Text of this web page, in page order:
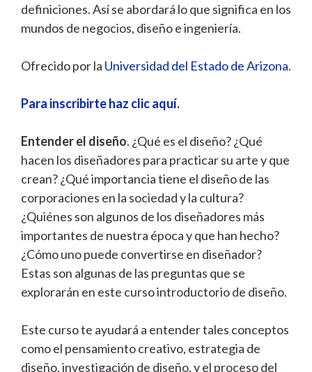
definiciones. Así se abordará lo que significa en los
mundos de negocios, diseño e ingeniería.
Ofrecido por la Universidad del Estado de Arizona.
Para inscribirte haz clic aquí.
Entender el diseño. ¿Qué es el diseño? ¿Qué
hacen los diseñadores para practicar su arte y que
crean? ¿Qué importancia tiene el diseño de las
corporaciones en la sociedad y la cultura?
¿Quiénes son algunos de los diseñadores más
importantes de nuestra época y que han hecho?
¿Cómo uno puede convertirse en diseñador?
Estas son algunas de las preguntas que se
explorarán en este curso introductorio de diseño.
Este curso te ayudará a entender tales conceptos
como el pensamiento creativo, estrategia de
diseño, investigación de diseño, y el proceso del